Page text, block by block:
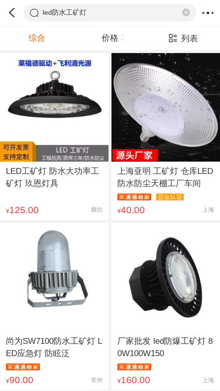
led防水工矿灯
综合 价格 列表
LED工矿灯 防水大功率工
矿灯 玖恩灯具
¥125.00 廊坊
上海亚明 工矿灯 仓库LED
防水防尘天棚工厂车间
¥40.00 上海
尚为SW7100防水工矿灯 L
ED应急灯 防眩泛
¥90.00 常州
厂家批发 led防爆工矿灯 8
0W100W150
¥160.00 上海